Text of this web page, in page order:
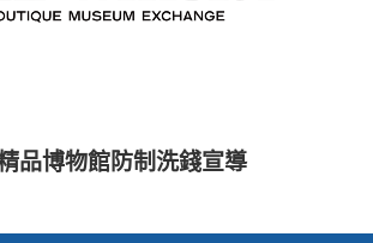
品博物館防制洗錢宣導